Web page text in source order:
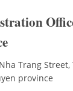
Trang Street,
province